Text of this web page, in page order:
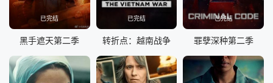
已完结
黑手遮天第二季
已完结
转折点：越南战争
已完结
罪孽深种第二季